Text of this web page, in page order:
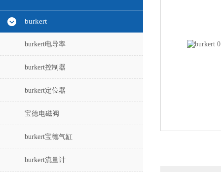
burkert
burkert电导率
burkert控制器
burkert定位器
宝德电磁阀
burkert宝德气缸
burkert流量计